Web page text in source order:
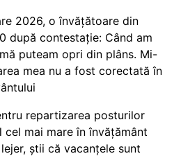
2026, o învățătoare din
după contestație: Când am
puteam opri din plâns. Mi-
mea nu a fost corectată în
repartizarea posturilor
mai mare în învățământ
știi că vacanțele sunt